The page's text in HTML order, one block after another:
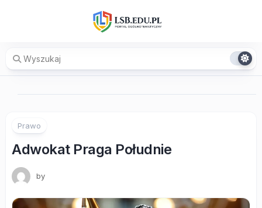
Prawo
Adwokat Praga Południe
by